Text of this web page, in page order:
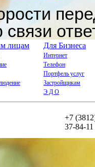
лицам Для Бизнеса
Интернет
Телефон
Портфель услуг
Застройщикам
Э Д О
+7
37-84-